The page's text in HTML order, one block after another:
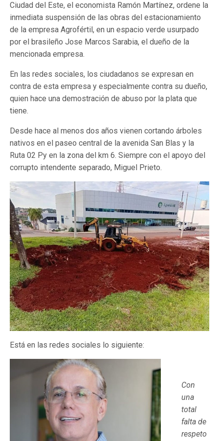
Ciudad del Este, el economista Ramón Martínez, ordene la
inmediata suspensión de las obras del estacionamiento
de la empresa Agrofértil, en un espacio verde usurpado
por el brasileño Jose Marcos Sarabia, el dueño de la
mencionada empresa.
En las redes sociales, los ciudadanos se expresan en
contra de esta empresa y especialmente contra su dueño,
quien hace una demostración de abuso por la plata que
tiene.
Desde hace al menos dos años vienen cortando árboles
nativos en el paseo central de la avenida San Blas y la
Ruta 02 Py en la zona del km 6. Siempre con el apoyo del
corrupto intendente separado, Miguel Prieto.
Está en las redes sociales lo siguiente:
Con
una
total
falta de
respeto